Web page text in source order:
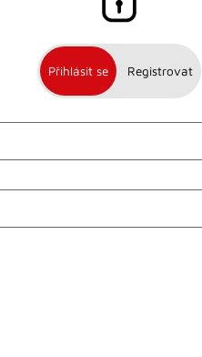
Přihlásit se Registrovat